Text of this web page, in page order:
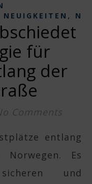
NEUIGKEITEN ,
für
der
Comments
Es
und